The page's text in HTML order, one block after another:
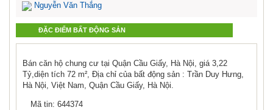
Nguyễn Văn Thắng
ĐẶC ĐIỂM BẤT ĐỘNG SẢN
Bán căn hộ chung cư tại Quận Cầu Giấy, Hà Nội, giá 3,22
Tỷ,diện tích 72 m², Địa chỉ của bất động sản : Trần Duy Hưng,
Hà Nội, Việt Nam, Quận Cầu Giấy, Hà Nội.
Mã tin: 644374